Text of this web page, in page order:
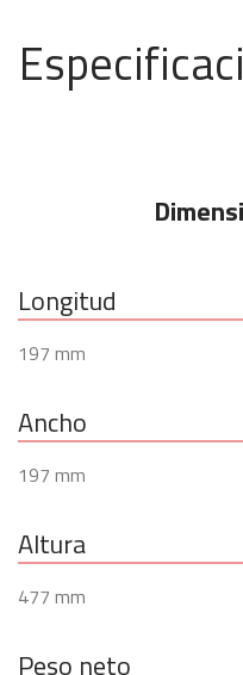
Longitud
197 mm
Ancho
197 mm
Altura
477 mm
Peso neto